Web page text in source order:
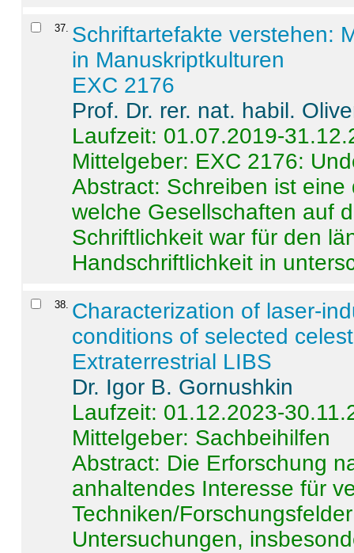
37. Schriftartefakte verstehen:
in Manuskriptkulturen
EXC 2176
Prof. Dr. rer. nat. habil.
Laufzeit: 01.07.2019-
Mittelgeber: EXC 2176:
Abstract: Schreiben ist
welche Gesellschaften auf
Schriftlichkeit war für den
Handschriftlichkeit in
38. Characterization of laser-
conditions of selected
Extraterrestrial LIBS
Dr. Igor B. Gornushkin
Laufzeit: 01.12.2023-
Mittelgeber: Sachbeihilfen
Abstract: Die Erforschung
anhaltendes Interesse für
Techniken/
Untersuchungen,